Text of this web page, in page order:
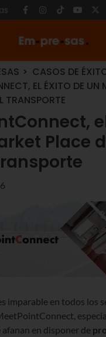
CASOS DE
EL ÉXITO DE UN
TRANSPORTE
Place
imparable en todos los
en disponer de